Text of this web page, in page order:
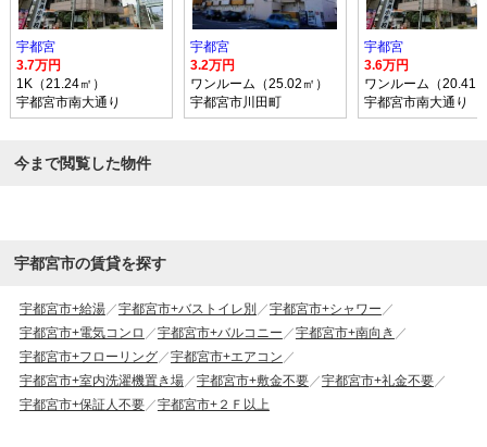
宇都宮
3.7万円
1K（21.24㎡）
宇都宮市南大通り
宇都宮
3.2万円
ワンルーム（25.02㎡）
宇都宮市川田町
宇都宮
3.6万円
ワンルーム（20.41
宇都宮市南大通り
今まで閲覧した物件
宇都宮市の賃貸を探す
宇都宮市+給湯 宇都宮市+バストイレ別
宇都宮市+シャワー
宇都宮市+電気コンロ
宇都宮市+バルコニー
宇都宮市+南向き
宇都宮市+フローリング
宇都宮市+エアコン
宇都宮市+室内洗濯機置き場
宇都宮市+敷金不要
宇都宮市+礼金不要
宇都宮市+保証人不要
宇都宮市+２Ｆ以上